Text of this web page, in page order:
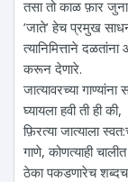
तसा तो काळ फ़ार
’जाते’ हेच प्रमुख
त्यानिमित्ताने
करून देणारे.
जात्यावरच्या
घ्यायला हवी ती ही की,
फ़िरत्या जात्याला
गाणे, कोणत्याही
ठेका पकडणारेच